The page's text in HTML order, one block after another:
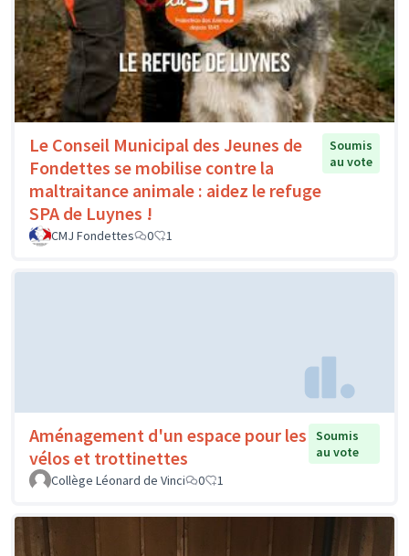
Le Conseil Municipal des Jeunes de
Fondettes se mobilise contre la
maltraitance animale : aidez le refuge
SPA de Luynes !
Soumis
au vote
CMJ Fondettes 0 1
Aménagement d'un espace pour les
vélos et trottinettes
Soumis
au vote
Collège Léonard de Vinci
0 1